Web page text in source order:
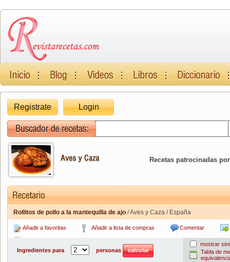
Registrate Login
Recetas patrocinadas
Rollitos de pollo a la mantequilla de ajo / Aves y Caza / España
Añadir a favoritas Añadir a lista de compras Comentar
Ingredientes para
personas
mostrar
Tabla de